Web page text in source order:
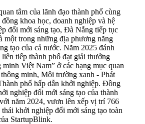
tâm của lãnh đạo thành phố cùng
khoa học, doanh nghiệp và hệ
đổi mới sáng tạo, Đà Nẵng tiếp tục
một trong những địa phương năng
tạo của cả nước. Năm 2025 đánh
tiếp thành phố đạt giải thưởng
Việt Nam” ở các hạng mục quan
minh, Môi trường xanh - Phát
phố hấp dẫn khởi nghiệp. Đồng
nghiệp đổi mới sáng tạo của thành
năm 2024, vươn lên xếp vị trí 766
khởi nghiệp đổi mới sáng tạo toàn
StartupBlink.